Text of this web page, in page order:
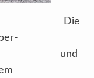
Die
und